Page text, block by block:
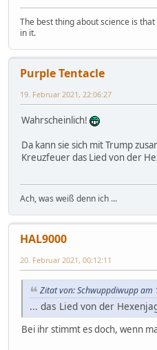
The best thing about science is
in it.
Purple Tentacle
19. Februar 2021, 22:06:27
Wahrscheinlich!
Da kann sie sich mit Trump
Kreuzfeuer das Lied von der
Ach, was weiß denn ich ...
HAL9000
20. Februar 2021, 00:12:11
Zitat von: Schwuppdiwupp am
... das Lied von der
Bei ihr stimmt es doch, wenn